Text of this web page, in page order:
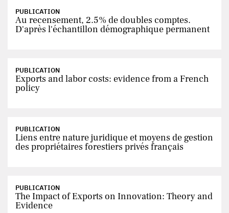
PUBLICATION
Au recensement, 2.5% de doubles comptes.
D'après l'échantillon démographique permanent
PUBLICATION
Exports and labor costs: evidence from a French
policy
PUBLICATION
Liens entre nature juridique et moyens de gestion
des propriétaires forestiers privés français
PUBLICATION
The Impact of Exports on Innovation: Theory and
Evidence